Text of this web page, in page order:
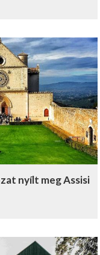
nyílt meg Assisi